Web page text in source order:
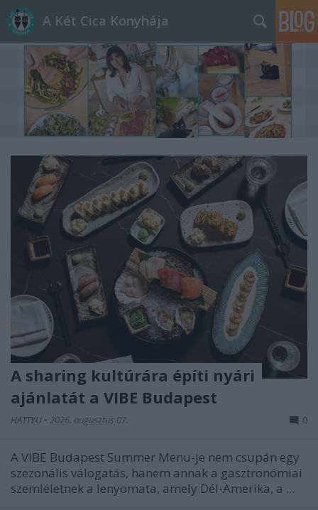
A Két Cica Konyhája
A sharing kultúrára építi nyári
ajánlatát a VIBE Budapest
HATTYU • 2026. augusztus 07. 0
A VIBE Budapest Summer Menu-je nem csupán egy
szezonális válogatás, hanem annak a gasztronómiai
szemléletnek a lenyomata, amely Dél-Amerika, a ...